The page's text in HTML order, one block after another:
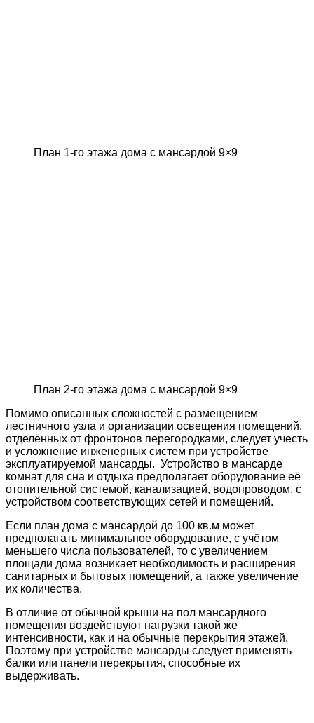
План 1-го этажа дома с мансардой 9×9
План 2-го этажа дома с мансардой 9×9
Помимо описанных сложностей с размещением
лестничного узла и организации освещения помещений,
отделённых от фронтонов перегородками, следует учесть
и усложнение инженерных систем при устройстве
эксплуатируемой мансарды. Устройство в мансарде
комнат для сна и отдыха предполагает оборудование её
отопительной системой, канализацией, водопроводом, с
устройством соответствующих сетей и помещений.
Если план дома с мансардой до 100 кв.м может
предполагать минимальное оборудование, с учётом
меньшего числа пользователей, то с увеличением
площади дома возникает необходимость и расширения
санитарных и бытовых помещений, а также увеличение
их количества.
В отличие от обычной крыши на пол мансардного
помещения воздействуют нагрузки такой же
интенсивности, как и на обычные перекрытия этажей.
Поэтому при устройстве мансарды следует применять
балки или панели перекрытия, способные их
выдерживать.